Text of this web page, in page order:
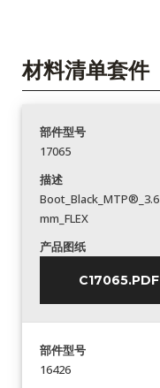
材料清单套件
部件型号
17065
描述
Boot_Black_MTP®_3.6
mm_FLEX
产品图纸
C17065.PDF
部件型号
16426